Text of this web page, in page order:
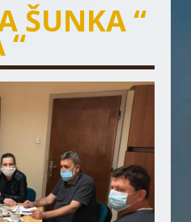
ŠUNKA “
“